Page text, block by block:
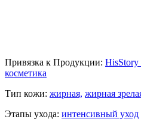
Привязка к Продукции:
косметика
Тип кожи: жирная, жирная
Этапы ухода: интенсивный уход